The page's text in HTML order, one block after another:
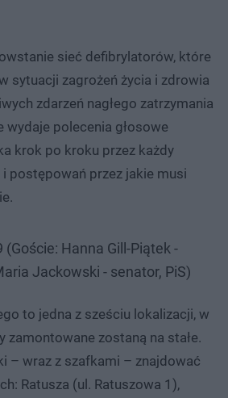
sieć defibrylatorów, które
sytuacji zagrożeń życia i zdrowia
zdarzeń nagłego zatrzymania
wydaje polecenia głosowe
krok po kroku przez każdy
i postępowań przez jakie musi
(Goście: Hanna Gill-Piątek -
Jackowski - senator, PiS)
to jedna z sześciu lokalizacji, w
zamontowane zostaną na stałe.
– wraz z szafkami – znajdować
Ratusza (ul. Ratuszowa 1),